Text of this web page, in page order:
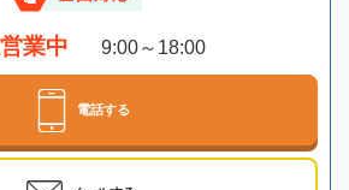
業中 9:00～18:00
電話する